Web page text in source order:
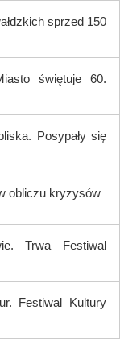
sprzed 150
świętuje 60.
Posypały się
obliczu kryzysów
Trwa Festiwal
Festiwal Kultury